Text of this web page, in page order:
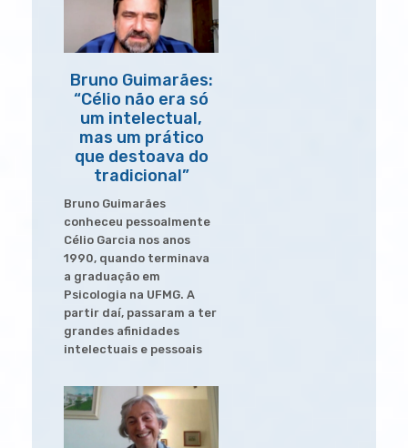
Bruno Guimarães:
“Célio não era só
um intelectual,
mas um prático
que destoava do
tradicional”
Bruno Guimarães
conheceu pessoalmente
Célio Garcia nos anos
1990, quando terminava
a graduação em
Psicologia na UFMG. A
partir daí, passaram a ter
grandes afinidades
intelectuais e pessoais